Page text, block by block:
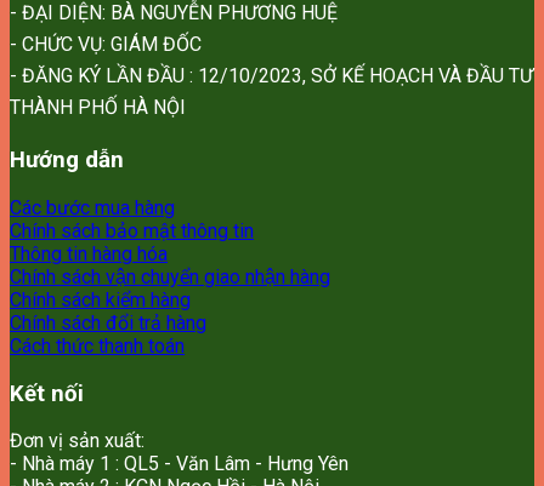
- ĐẠI DIỆN: BÀ NGUYỄN PHƯƠNG HUỆ
- CHỨC VỤ: GIÁM ĐỐC
- ĐĂNG KÝ LẦN ĐẦU : 12/10/2023, SỞ KẾ HOẠCH VÀ ĐẦU TƯ
THÀNH PHỐ HÀ NỘI
Hướng dẫn
Các bước mua hàng
Chính sách bảo mật thông tin
Thông tin hàng hóa
Chính sách vận chuyển giao nhận hàng
Chính sách kiểm hàng
Chính sách đổi trả hàng
Cách thức thanh toán
Kết nối
Đơn vị sản xuất:
- Nhà máy 1 : QL5 - Văn Lâm - Hưng Yên